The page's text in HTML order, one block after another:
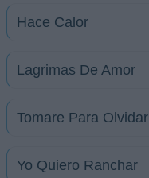
Hace Calor
Lagrimas De Amor
Tomare Para Olvidar
Yo Quiero Ranchar